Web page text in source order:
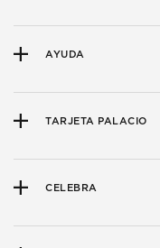
AYUDA
TARJETA PALACIO
CELEBRA